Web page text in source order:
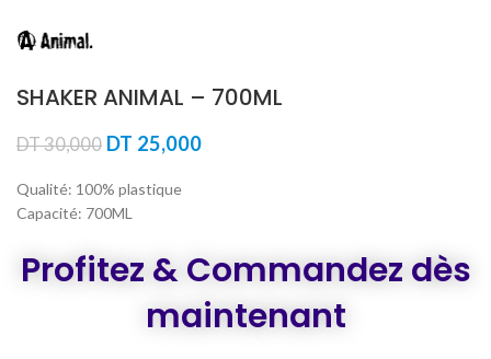
SHAKER ANIMAL – 700ML
DT30,000 Le
initial
était :
DT 25,000Le
Qualité: 100% plastique
Capacité: 700ML
Profitez & Commandez dès
maintenant